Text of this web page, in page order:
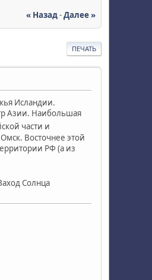
« Назад-Далее »
ПЕЧАТЬ
Исландии.
Азии. Наибольшая
части и
Восточнее этой
РФ (а из
Солнца